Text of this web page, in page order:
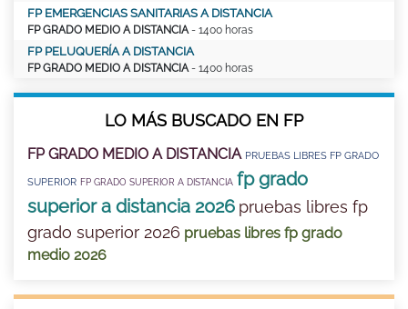
FP EMERGENCIAS SANITARIAS A DISTANCIA
FP GRADO MEDIO A DISTANCIA- 1400 horas
FP PELUQUERÍA A DISTANCIA
FP GRADO MEDIO A DISTANCIA- 1400 horas
LO MÁS BUSCADO EN FP
FP GRADO MEDIO A DISTANCIA PRUEBAS LIBRES FP GRADO
SUPERIOR FP GRADO SUPERIOR A DISTANCIA fp grado
superior a distancia 2026 pruebas libres fp
grado superior 2026 pruebas libres fp grado
medio 2026